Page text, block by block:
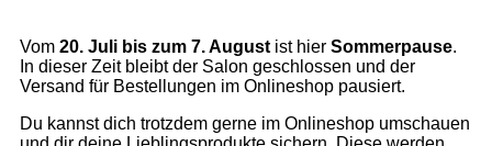
Vom 20. Juli bis zum 7. August ist hier Sommerpause.
In dieser Zeit bleibt der Salon geschlossen und der
Versand für Bestellungen im Onlineshop pausiert.
Du kannst dich trotzdem gerne im Onlineshop umschauen